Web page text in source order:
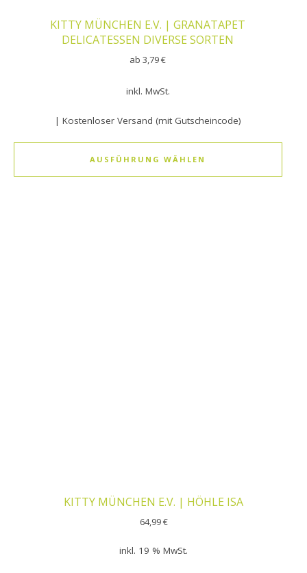
KITTY MÜNCHEN E.V. | GRANATAPET
DELICATESSEN DIVERSE SORTEN
ab3,79€
inkl. MwSt.
| Kostenloser Versand (mit Gutscheincode)
AUSFÜHRUNG WÄHLEN
KITTY MÜNCHEN E.V. | HÖHLE ISA
64,99€
inkl. 19 % MwSt.